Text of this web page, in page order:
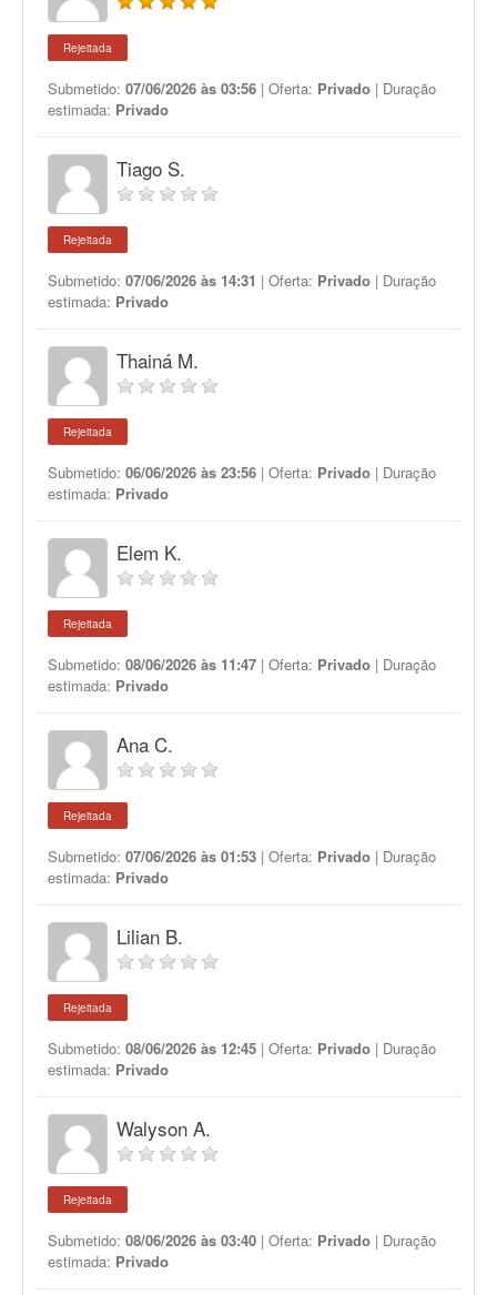
Rejeitada
Submetido: 07/06/2026 às 03:56 | Oferta: Privado | Duração
estimada: Privado
Tiago S.
Rejeitada
Submetido: 07/06/2026 às 14:31 | Oferta: Privado | Duração
estimada: Privado
Thainá M.
Rejeitada
Submetido: 06/06/2026 às 23:56 | Oferta: Privado | Duração
estimada: Privado
Elem K.
Rejeitada
Submetido: 08/06/2026 às 11:47 | Oferta: Privado | Duração
estimada: Privado
Ana C.
Rejeitada
Submetido: 07/06/2026 às 01:53 | Oferta: Privado | Duração
estimada: Privado
Lilian B.
Rejeitada
Submetido: 08/06/2026 às 12:45 | Oferta: Privado | Duração
estimada: Privado
Walyson A.
Rejeitada
Submetido: 08/06/2026 às 03:40 | Oferta: Privado | Duração
estimada: Privado